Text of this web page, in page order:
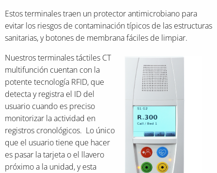
Estos terminales traen un protector antimicrobiano para
evitar los riesgos de contaminación típicos de las estructuras
sanitarias, y botones de membrana fáciles de limpiar.
Nuestros terminales táctiles CT
multifunción cuentan con la
potente tecnología RFID, que
detecta y registra el ID del
usuario cuando es preciso
monitorizar la actividad en
registros cronológicos. Lo único
que el usuario tiene que hacer
es pasar la tarjeta o el llavero
próximo a la unidad, y esta